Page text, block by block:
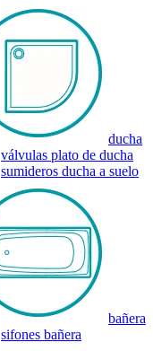
ducha
válvulas plato de ducha
sumideros ducha a suelo
bañera
sifones bañera